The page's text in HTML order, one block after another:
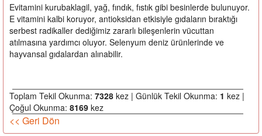
Evitamini kurubaklagil, yağ, fındık, fıstık gibi besinlerde bulunuyor.
E vitamini kalbi koruyor, antioksidan etkisiyle gıdaların bıraktığı
serbest radikaller dediğimiz zararlı bileşenlerin vücuttan
atılmasına yardımcı oluyor. Selenyum deniz ürünlerinde ve
hayvansal gıdalardan alınabilir.
Toplam Tekil Okunma: 7328 kez | Günlük Tekil Okunma: 1 kez |
Çoğul Okunma: 8169 kez
<< Geri Dön